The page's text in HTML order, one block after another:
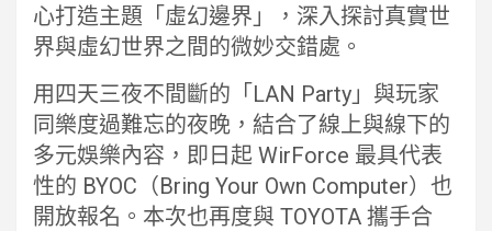
心打造主題「虛幻邊界」，深入探討真實世
界與虛幻世界之間的微妙交錯處。
用四天三夜不間斷的「LAN Party」與玩家
同樂度過難忘的夜晚，結合了線上與線下的
多元娛樂內容，即日起 WirForce 最具代表
性的 BYOC（Bring Your Own Computer）也
開放報名。本次也再度與 TOYOTA 攜手合